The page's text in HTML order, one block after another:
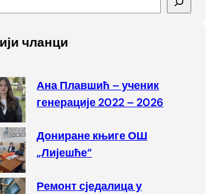
чланци
Ана Плавшић – ученик
генерације 2022 – 2026
Дониране књиге ОШ
„Лијешће“
Ремонт сједалица у